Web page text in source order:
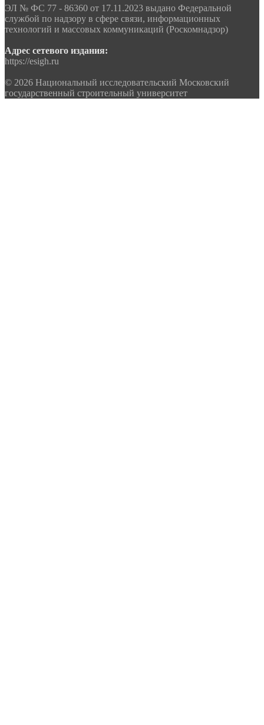
ЭЛ № ФС 77 - 86360 от 17.11.2023 выдано Федеральной
службой по надзору в сфере связи, информационных
технологий и массовых коммуникаций (Роскомнадзор)
Адрес сетевого издания:
https://esigh.ru
© 2026 Национальный исследовательский Московский
государственный строительный университет